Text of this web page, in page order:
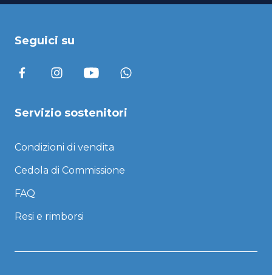
Seguici su
Servizio sostenitori
Condizioni di vendita
Cedola di Commissione
FAQ
Resi e rimborsi